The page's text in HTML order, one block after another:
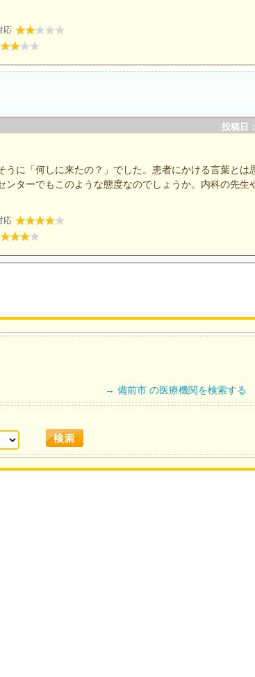
応
投稿日
に「何しに来たの？」でした。患者にかける言葉とは
ターでもこのような態度なのでしょうか。内科の先生
応
→ 備前市 の医療機関を検索する